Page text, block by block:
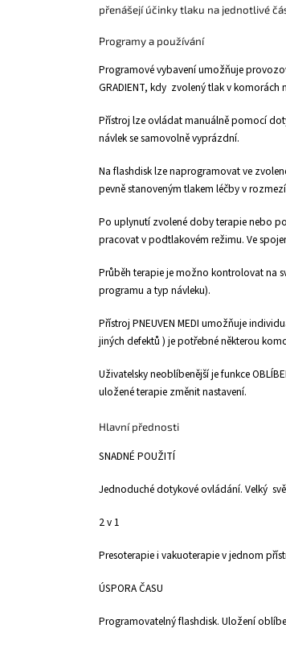
přenášejí účinky tlaku na jednotlivé
Programy a používání
Programové vybavení umožňuje
GRADIENT, kdy zvolený tlak v komorách
Přístroj lze ovládat manuálně pomocí
návlek se samovolně vyprázdní.
Na flashdisk lze naprogramovat ve
pevně stanoveným tlakem léčby v
Po uplynutí zvolené doby terapie nebo
pracovat v podtlakovém režimu. Ve
Průběh terapie je možno kontrolovat na
programu a typ návleku).
Přístroj PNEUVEN MEDI umožňuje
jiných defektů ) je potřebné některou
Uživatelsky neoblíbenější je funkce
uložené terapie změnit nastavení.
Hlavní přednosti
SNADNÉ POUŽITÍ
Jednoduché dotykové ovládání. Velký
2 v 1
Presoterapie i vakuoterapie v jednom
ÚSPORA ČASU
Programovatelný flashdisk. Uložení